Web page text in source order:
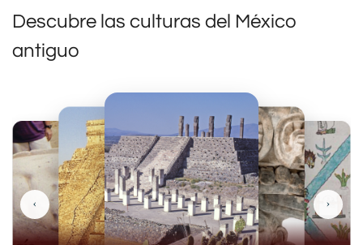
Descubre las culturas del México
antiguo
‹ ›